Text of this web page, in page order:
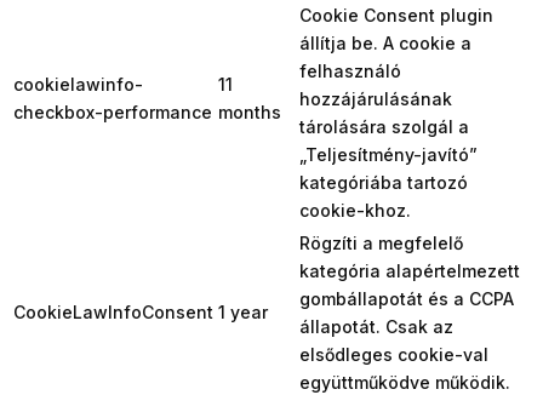
cookielawinfo-
checkbox-performance
11
months
Cookie Consent plugin
állítja be. A cookie a
felhasználó
hozzájárulásának
tárolására szolgál a
„Teljesítmény-javító”
kategóriába tartozó
cookie-khoz.
CookieLawInfoConsent 1 year
Rögzíti a megfelelő
kategória alapértelmezett
gombállapotát és a CCPA
állapotát. Csak az
elsődleges cookie-val
együttműködve működik.